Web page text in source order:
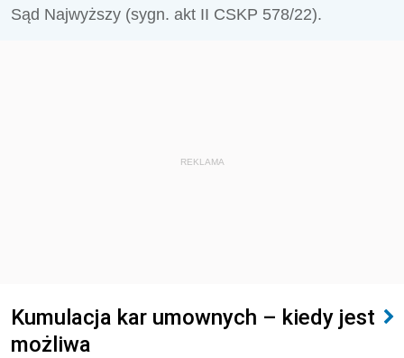
Sąd Najwyższy (sygn. akt II CSKP 578/22).
REKLAMA
Kumulacja kar umownych – kiedy jest
możliwa